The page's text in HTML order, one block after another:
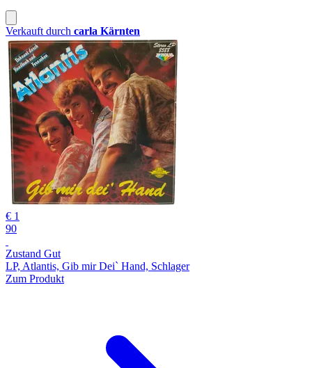
Verkauft durch carla Kärnten
€ 1
90
Zustand Gut
LP, Atlantis, Gib mir Dei` Hand, Schlager
Zum Produkt